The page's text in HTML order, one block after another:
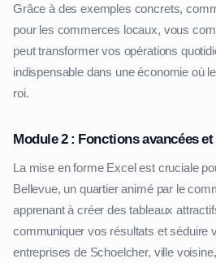
Grâce à des exemples concrets,
pour les commerces locaux, vous
peut transformer vos opérations
indispensable dans une économie où
roi.
Module 2 : Fonctions avancées
La mise en forme Excel est cruciale
Bellevue, un quartier animé par le
apprenant à créer des tableaux
communiquer vos résultats et séduire
entreprises de Schoelcher, ville